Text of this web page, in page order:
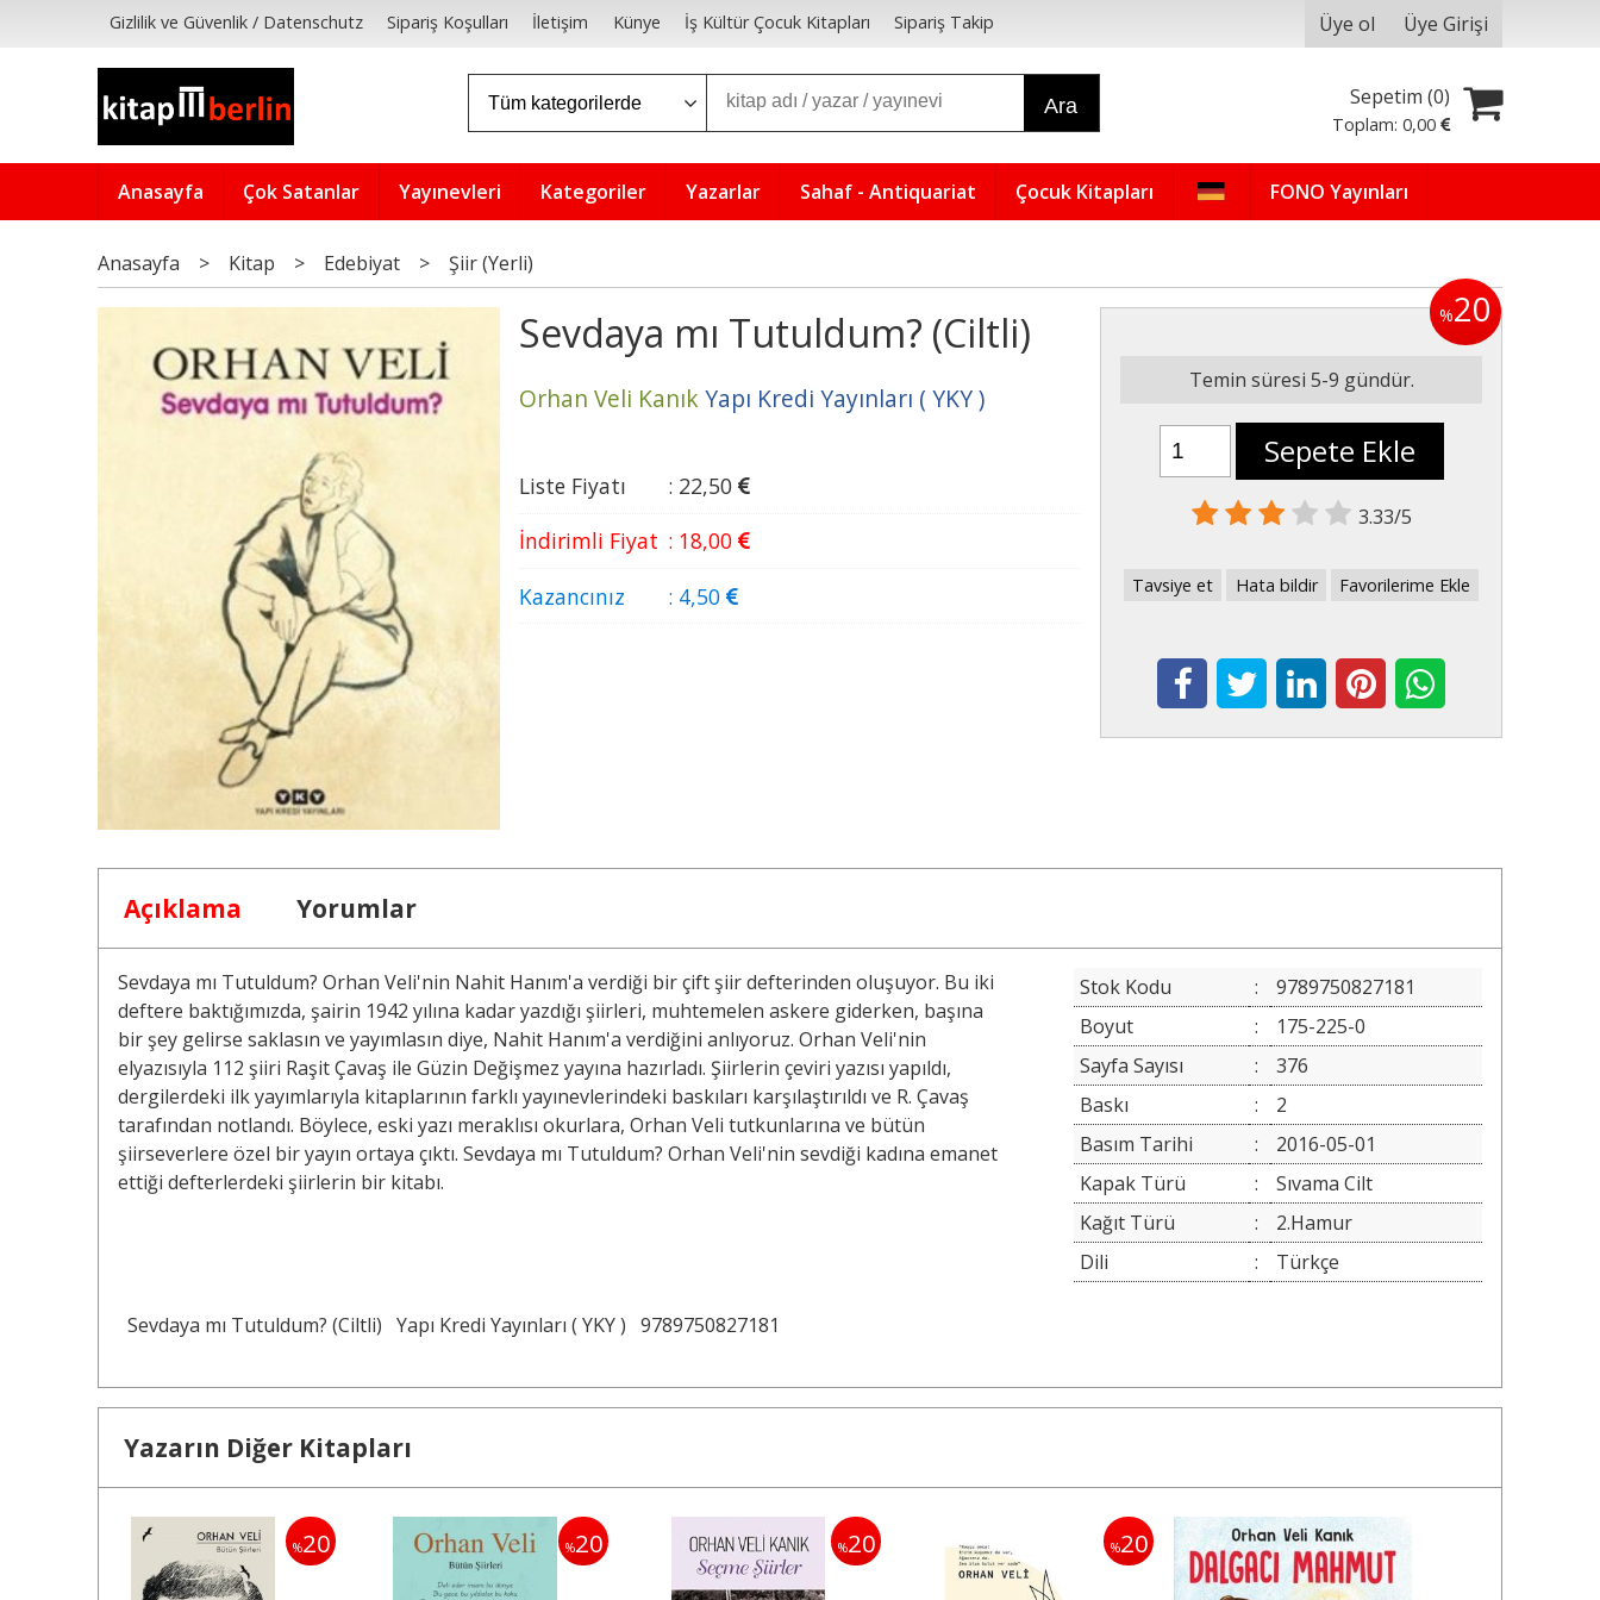
Gizlilik ve Güvenlik / Datenschutz Sipariş Koşulları İletişim Künye İş Kültür Çocuk Kitapları Sipariş Takip Üye ol Üye Girişi
Ara Sepetim (0)
Toplam:0,00
Anasayfa Çok Satanlar Yayınevleri Kategoriler Yazarlar Sahaf - Antiquariat Çocuk Kitapları FONO Yayınları
Anasayfa > Kitap > Edebiyat > Şiir (Yerli)
Sevdaya mı Tutuldum? (Ciltli)
Orhan Veli KanıkYapı Kredi Yayınları ( YKY )
Liste Fiyatı : 22,50
İndirimli Fiyat : 18,00
Kazancınız
: 4,50
%20
Temin süresi 5-9 gündür.
Sepete Ekle
3.33/5
Tavsiye et Hata bildir Favorilerime Ekle
Açıklama Yorumlar
Sevdaya mı Tutuldum? Orhan Veli'nin Nahit Hanım'a verdiği bir çift şiir defterinden oluşuyor. Bu iki
deftere baktığımızda, şairin 1942 yılına kadar yazdığı şiirleri, muhtemelen askere giderken, başına
bir şey gelirse saklasın ve yayımlasın diye, Nahit Hanım'a verdiğini anlıyoruz. Orhan Veli'nin
elyazısıyla 112 şiiri Raşit Çavaş ile Güzin Değişmez yayına hazırladı. Şiirlerin çeviri yazısı yapıldı,
dergilerdeki ilk yayımlarıyla kitaplarının farklı yayınevlerindeki baskıları karşılaştırıldı ve R. Çavaş
tarafından notlandı. Böylece, eski yazı meraklısı okurlara, Orhan Veli tutkunlarına ve bütün
şiirseverlere özel bir yayın ortaya çıktı. Sevdaya mı Tutuldum? Orhan Veli'nin sevdiği kadına emanet
ettiği defterlerdeki şiirlerin bir kitabı.
Stok Kodu :
9789750827181
Boyut
:
175-225-0
Sayfa Sayısı
:
376
Baskı
:
2
Basım Tarihi
:
2016-05-01
Kapak Türü
:
Sıvama Cilt
Kağıt Türü
:
2.Hamur
Dili
: Türkçe
Sevdaya mı Tutuldum? (Ciltli) Yapı Kredi Yayınları ( YKY ) 9789750827181
Yazarın Diğer Kitapları